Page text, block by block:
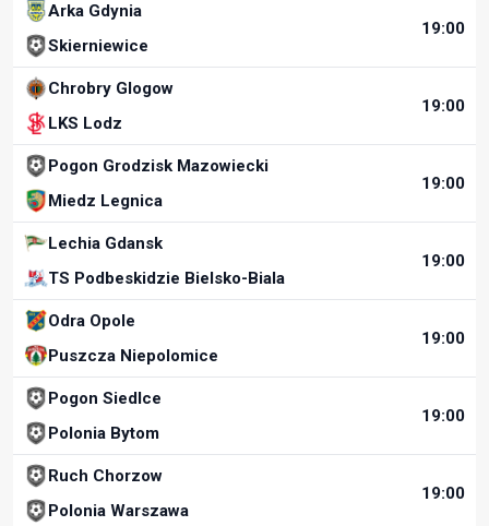
Arka Gdynia
Skierniewice
19:00
Chrobry Glogow
LKS Lodz
19:00
Pogon Grodzisk Mazowiecki
Miedz Legnica
19:00
Lechia Gdansk
TS Podbeskidzie Bielsko-Biala
19:00
Odra Opole
Puszcza Niepolomice
19:00
Pogon Siedlce
Polonia Bytom
19:00
Ruch Chorzow
Polonia Warszawa
19:00